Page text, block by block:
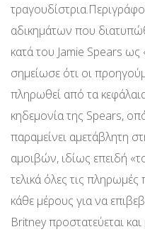
αδικημάτων που
κατά του Jamie Spears
σημείωσε ότι οι
πληρωθεί από τα
κηδεμονία της Spears,
παραμείνει αμετάβλητη
αμοιβών, ιδίως επειδή
τελικά όλες τις
κάθε μέρους για να
Britney προστατεύεται